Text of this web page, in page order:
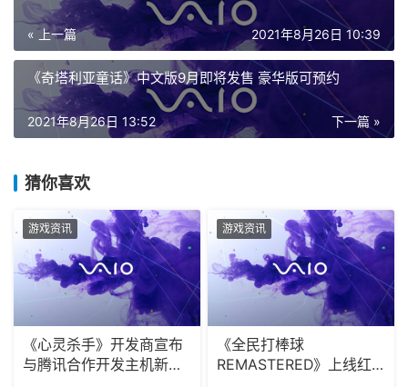
« 上一篇 2021年8月26日 10:39
《奇塔利亚童话》中文版9月即将发售 豪华版可预约
下一篇 »
2021年8月26日 13:52
猜你喜欢
游戏资讯
《心灵杀手》开发商宣布
与腾讯合作开发主机新作
游戏资讯
《全民打棒球
REMASTERED》上线红